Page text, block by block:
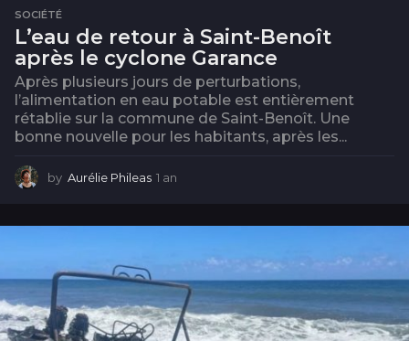
SOCIÉTÉ
L’eau de retour à Saint-Benoît
après le cyclone Garance
Après plusieurs jours de perturbations,
l’alimentation en eau potable est entièrement
rétablie sur la commune de Saint-Benoît. Une
bonne nouvelle pour les habitants, après les...
by Aurélie Phileas 1 an